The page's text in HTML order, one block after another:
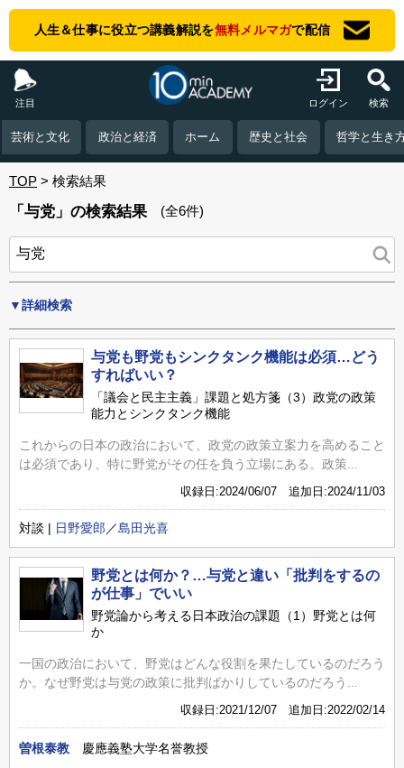
人生＆仕事に役立つ講義解説を無料メルマガで配信
注目 ログイン 検索
芸術と文化 政治と経済 ホーム 歴史と社会 哲学と生き
TOP 検索結果
「与党」の検索結果 (全6件)
▼詳細検索
与党も野党もシンクタンク機能は必須…どう
すればいい？
「議会と民主主義」課題と処方箋（3）政党の政策
能力とシンクタンク機能
これからの日本の政治において、政党の政策立案力を高めること
は必須であり、特に野党がその任を負う立場にある。政策...
収録日:2024/06/07 追加日:2024/11/03
対談 | 日野愛郎 ／島田光喜
野党とは何か？…与党と違い「批判をするの
が仕事」でいい
野党論から考える日本政治の課題（1）野党とは何
か
一国の政治において、野党はどんな役割を果たしているのだろう
か。なぜ野党は与党の政策に批判ばかりしているのだろう...
収録日:2021/12/07 追加日:2022/02/14
曽根泰教 慶應義塾大学名誉教授